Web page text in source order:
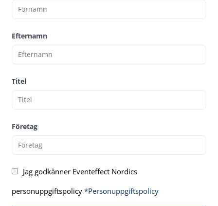
Efternamn
Titel
Företag
Jag godkänner Eventeffect Nordics
personuppgiftspolicy *Personuppgiftspolicy